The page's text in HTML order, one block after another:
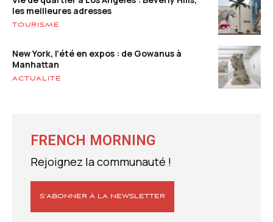
les meilleures adresses
TOURISME
New York, l’été en expos : de Gowanus à
Manhattan
ACTUALITÉ
FRENCH MORNING
Rejoignez la communauté !
S’ABONNER À LA NEWSLETTER